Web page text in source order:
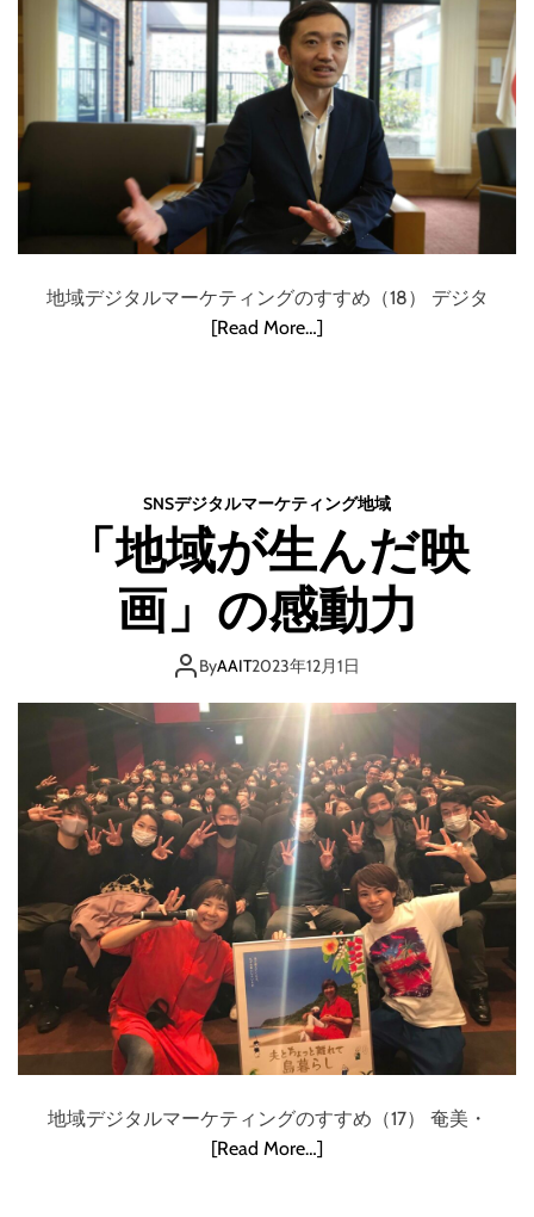
地域デジタルマーケティングのすすめ（18） デジタ
[Read More…]
SNSデジタルマーケティング地域
「地域が生んだ映
画」の感動力
ByAAIT2023年12月1日
地域デジタルマーケティングのすすめ（17） 奄美・
[Read More…]